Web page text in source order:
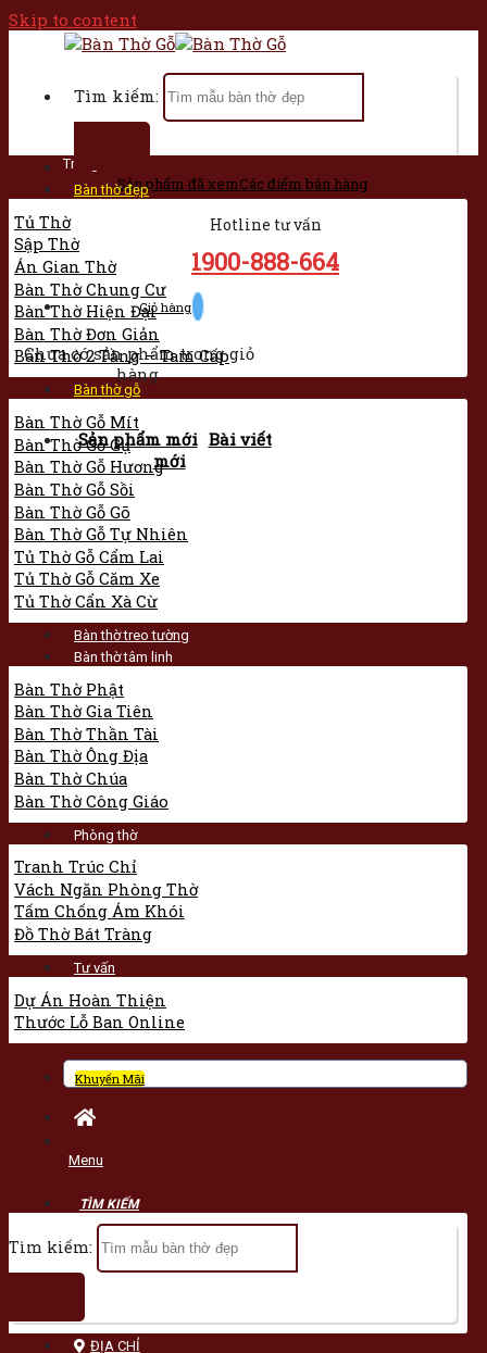
Skip to content
Tìm kiếm:
Sản phẩm đã xemCác điểm bán hàng
Hotline tư vấn
1900-888-664
Giỏ hàng
Chưa có sản phẩm trong giỏ
hàng.
Sản phẩm mới Bài viết
mới
Trang chủ
Bàn thờ đẹp
Tủ Thờ
Sập Thờ
Án Gian Thờ
Bàn Thờ Chung Cư
Bàn Thờ Hiện Đại
Bàn Thờ Đơn Giản
Bàn Thờ 2 Tầng – Tam Cấp
Bàn thờ gỗ
Bàn Thờ Gỗ Mít
Bàn Thờ Gỗ Gụ
Bàn Thờ Gỗ Hương
Bàn Thờ Gỗ Sồi
Bàn Thờ Gỗ Gõ
Bàn Thờ Gỗ Tự Nhiên
Tủ Thờ Gỗ Cẩm Lai
Tủ Thờ Gỗ Căm Xe
Tủ Thờ Cẩn Xà Cừ
Bàn thờ treo tường
Bàn thờ tâm linh
Bàn Thờ Phật
Bàn Thờ Gia Tiên
Bàn Thờ Thần Tài
Bàn Thờ Ông Địa
Bàn Thờ Chúa
Bàn Thờ Công Giáo
Phòng thờ
Tranh Trúc Chỉ
Vách Ngăn Phòng Thờ
Tấm Chống Ám Khói
Đồ Thờ Bát Tràng
Tư vấn
Dự Án Hoàn Thiện
Thước Lỗ Ban Online
Khuyến Mãi
Menu
Tìm kiếm:
ĐỊA CHỈ